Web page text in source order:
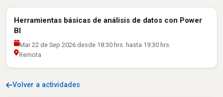
Volver a actividades
Herramientas básicas de análisis de datos con Power
BI
Mar 22 de Sep 2026 desde 18:30 hrs. hasta 19:30 hrs.
Remota